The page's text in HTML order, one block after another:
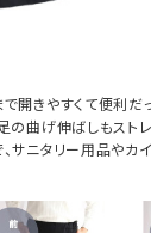
開きやすくて便利だ
の曲げ伸ばしもスト
サニタリー用品やカ